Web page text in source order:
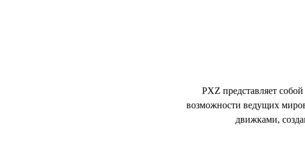
PXZ представляет
возможности ведущих
движками,